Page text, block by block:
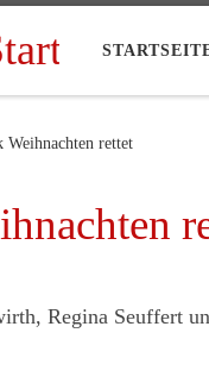
Weihnachten rettet
Regina Seuffert